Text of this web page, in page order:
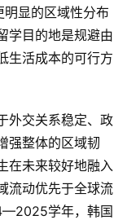
显的区域性分布
学目的地是规避由
生活成本的可行方
外交关系稳定、政
强整体的区域韧
在未来较好地融入
流动优先于全球流
学年，韩国